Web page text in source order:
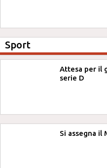
Sport
Attesa per il
serie D
Si assegna il